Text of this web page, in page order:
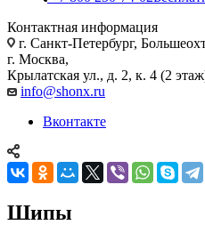
Контактная информация
г. Санкт-Петербург,
г. Москва,
Крылатская ул., д. 2, к. 4 (2
info@shonx.ru
Вконтакте
Шипы